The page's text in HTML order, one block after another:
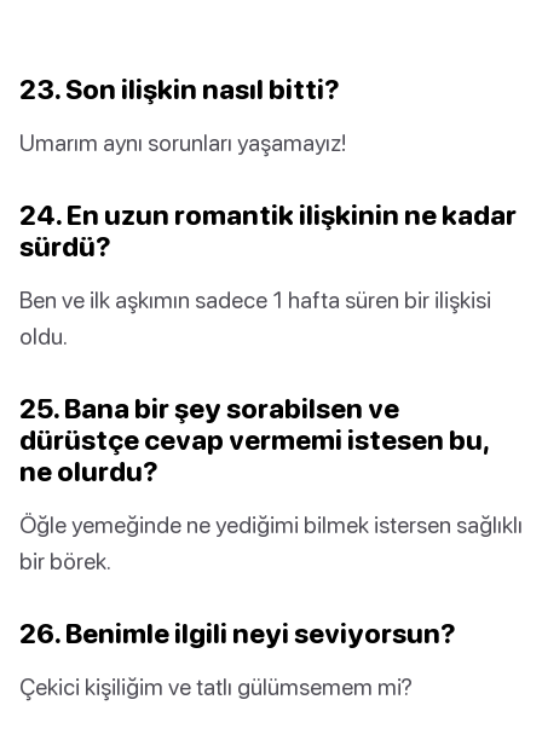
23. Son ilişkin nasıl bitti?
Umarım aynı sorunları yaşamayız!
24. En uzun romantik ilişkinin ne kadar
sürdü?
Ben ve ilk aşkımın sadece 1 hafta süren bir ilişkisi
oldu.
25. Bana bir şey sorabilsen ve
dürüstçe cevap vermemi istesen bu,
ne olurdu?
Öğle yemeğinde ne yediğimi bilmek istersen sağlıklı
bir börek.
26. Benimle ilgili neyi seviyorsun?
Çekici kişiliğim ve tatlı gülümsemem mi?